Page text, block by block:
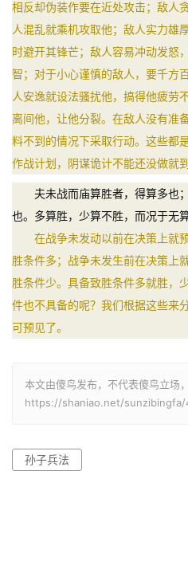
相反却伪装作要在近处攻击；敌人
人混乱就乘机攻取他；敌人实力雄
时避开其锋芒；敌人容易冲动发怒
智；对于小心谨慎的敌人，要千方
人安逸就设法骚扰他，搞得他疲劳
离间他，让他分裂。在敌人没有准
料不到的情况下采取行动。这些都
作战计划，阴谋诡计不能还没做就到
夫未战而庙算胜者，得算多也
也。多算胜，少算不胜，而况于无
在战争未发动以前在决策上就
胜条件多；战争未发生前在决策上
胜条件少。具备致胜条件多就胜，
件也不具备的呢？我们根据这些来
可预见了。
本文由傻鸟发布，不代表傻鸟立场
https://shaniao.net/sunzibingfa/
孙子兵法